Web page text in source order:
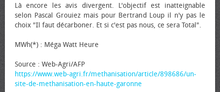
Là encore les avis divergent. L'objectif est inatteignable
selon Pascal Grouiez mais pour Bertrand Loup il n'y pas le
choix "Il faut décarboner. Et si c'est pas nous, ce sera Total".
MWh(*) : Méga Watt Heure
Source : Web-Agri/AFP
https://www.web-agri.fr/methanisation/article/898686/un-
site-de-methanisation-en-haute-garonne